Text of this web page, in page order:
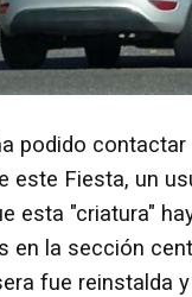
podido
este Fiesta, un
esta "criatura"
en la sección
fue reinstalda